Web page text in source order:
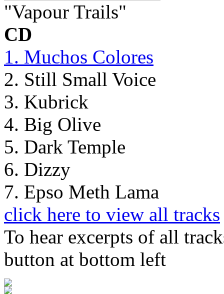
"Vapour Trails"
CD
1. Muchos Colores
2. Still Small Voice
3. Kubrick
4. Big Olive
5. Dark Temple
6. Dizzy
7. Epso Meth Lama
click here to view all tracks
To hear excerpts of all
button at bottom left